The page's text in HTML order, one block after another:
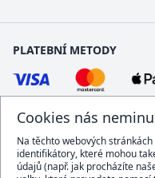
Cookies nás
Na těchto webových
identifikátory, které mohou
údajů (např. jak procházíte
PLATEBNÍ METODY